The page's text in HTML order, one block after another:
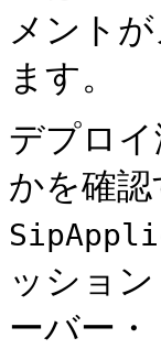
メント
ます。
デプロ
かを確
ッショ
ーバー